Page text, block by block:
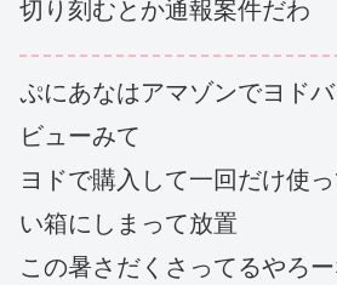
切り刻むとか通報案件だわ
ぷにあなはアマゾンでヨド
ビューみて
ヨドで購入して一回だけ使
い箱にしまって放置
この暑さだくさってるやろ